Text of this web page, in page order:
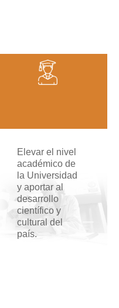
Elevar el nivel
académico de
la Universidad
y aportar al
desarrollo
científico y
cultural del
país.